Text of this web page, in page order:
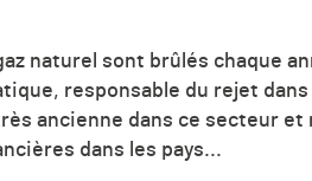
naturel sont brûlés chaque
responsable du rejet dans
ancienne dans ce secteur
dans les pays...